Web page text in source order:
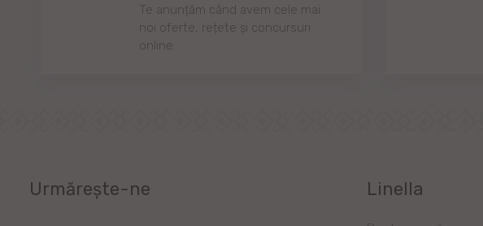
Te anunțăm când avem cele mai
noi oferte, rețete și concursuri
online.
Urmărește-ne Linella